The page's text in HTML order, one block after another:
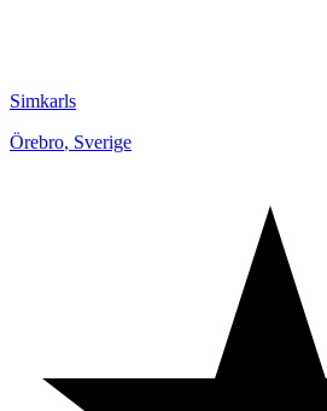
Simkarls
Örebro, Sverige